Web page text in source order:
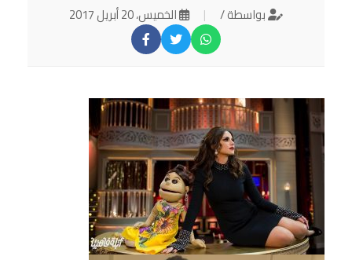
بواسطة / | الخميس، 20 أبريل 2017